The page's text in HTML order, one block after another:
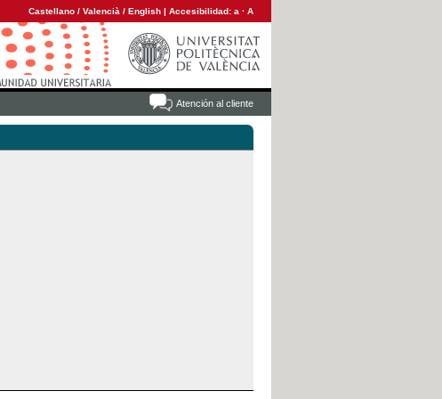
Castellano / Valencià / English | Accesibilidad: a · A
Atención al cliente